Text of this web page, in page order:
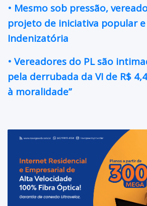
• Mesmo sob pressão,
projeto de iniciativa popular
Indenizatória
• Vereadores do PL são
pela derrubada da VI de R$
à moralidade”